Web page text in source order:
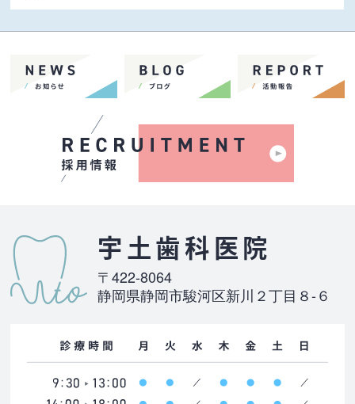
宇土歯科医院
〒422-8064
静岡県静岡市駿河区新川２丁目８-６